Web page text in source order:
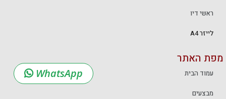
ראשי דיו
לייזר A4
מפת האתר
עמוד הבית
מבצעים
WhatsApp